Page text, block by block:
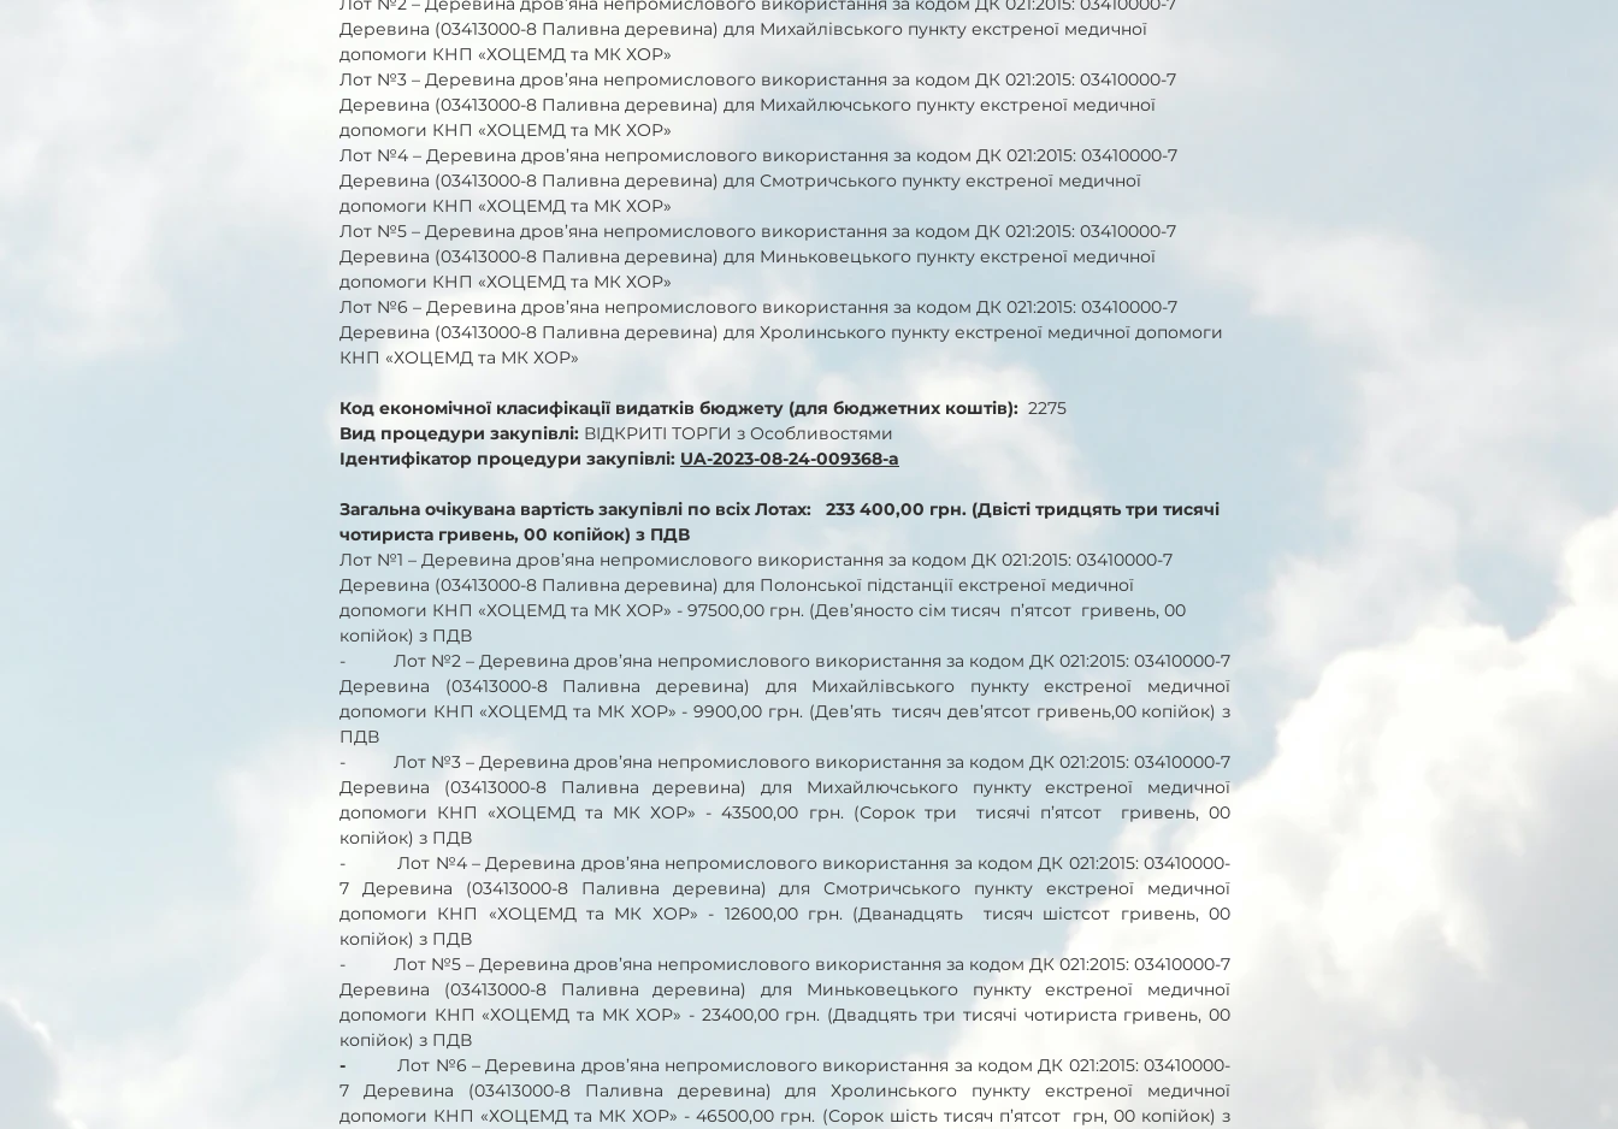
Деревина (03413000-8 Паливна деревина) для Михайлівського пункту екстреної медичної
допомоги КНП «ХОЦЕМД та МК ХОР»
Лот №3 – Деревина дров’яна непромислового використання за кодом ДК 021:2015: 03410000-7
Деревина (03413000-8 Паливна деревина) для Михайлючського пункту екстреної медичної
допомоги КНП «ХОЦЕМД та МК ХОР»
Лот №4 – Деревина дров’яна непромислового використання за кодом ДК 021:2015: 03410000-7
Деревина (03413000-8 Паливна деревина) для Смотричського пункту екстреної медичної
допомоги КНП «ХОЦЕМД та МК ХОР»
Лот №5 – Деревина дров’яна непромислового використання за кодом ДК 021:2015: 03410000-7
Деревина (03413000-8 Паливна деревина) для Миньковецького пункту екстреної медичної
допомоги КНП «ХОЦЕМД та МК ХОР»
Лот №6 – Деревина дров’яна непромислового використання за кодом ДК 021:2015: 03410000-7
Деревина (03413000-8 Паливна деревина) для Хролинського пункту екстреної медичної допомоги
КНП «ХОЦЕМД та МК ХОР»
Код економічної класифікації видатків бюджету (для бюджетних коштів):
  2275
Вид процедури закупівлі: ВІДКРИТІ ТОРГИ з Особливостями
Ідентифікатор процедури закупівлі: UA-2023-08-24-009368-a
Загальна очікувана вартість закупівлі по всіх Лотах:   233 400,00 грн. (Двісті тридцять три тисячі
чотириста гривень, 00 копійок) з ПДВ
Лот №1 – Деревина дров’яна непромислового використання за кодом ДК 021:2015: 03410000-7
Деревина (03413000-8 Паливна деревина) для Полонської підстанції екстреної медичної
допомоги КНП «ХОЦЕМД та МК ХОР» - 97500,00 грн. (Дев’яносто сім тисяч  п’ятсот  гривень, 00
копійок) з ПДВ
-          Лот №2 – Деревина дров’яна непромислового використання за кодом ДК 021:2015: 03410000-7
Деревина (03413000-8 Паливна деревина) для Михайлівського пункту екстреної медичної
допомоги КНП «ХОЦЕМД та МК ХОР» - 9900,00 грн. (Дев’ять  тисяч дев’ятсот гривень,00 копійок) з
ПДВ
-          Лот №3 – Деревина дров’яна непромислового використання за кодом ДК 021:2015: 03410000-7
Деревина (03413000-8 Паливна деревина) для Михайлючського пункту екстреної медичної
допомоги КНП «ХОЦЕМД та МК ХОР» - 43500,00 грн. (Сорок три  тисячі п’ятсот  гривень, 00
копійок) з ПДВ
-          Лот №4 – Деревина дров’яна непромислового використання за кодом ДК 021:2015: 03410000-
7 Деревина (03413000-8 Паливна деревина) для Смотричського пункту екстреної медичної
допомоги КНП «ХОЦЕМД та МК ХОР» - 12600,00 грн. (Дванадцять  тисяч шістсот гривень, 00
копійок) з ПДВ
-          Лот №5 – Деревина дров’яна непромислового використання за кодом ДК 021:2015: 03410000-7
Деревина (03413000-8 Паливна деревина) для Миньковецького пункту екстреної медичної
допомоги КНП «ХОЦЕМД та МК ХОР» - 23400,00 грн. (Двадцять три тисячі чотириста гривень, 00
копійок) з ПДВ
- Лот №6 – Деревина дров’яна непромислового використання за кодом ДК 021:2015: 03410000-
7 Деревина (03413000-8 Паливна деревина) для Хролинського пункту екстреної медичної
допомоги КНП «ХОЦЕМД та МК ХОР» - 46500,00 грн. (Сорок шість тисяч п’ятсот  грн, 00 копійок) з